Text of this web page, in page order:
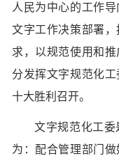
人民为中心的工作
文字工作决策部署
求，以规范使用和
分发挥文字规范化
十大胜利召开。
文字规范化工
为：配合管理部门